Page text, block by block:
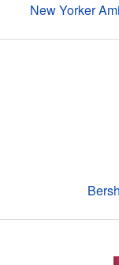
New Yorker